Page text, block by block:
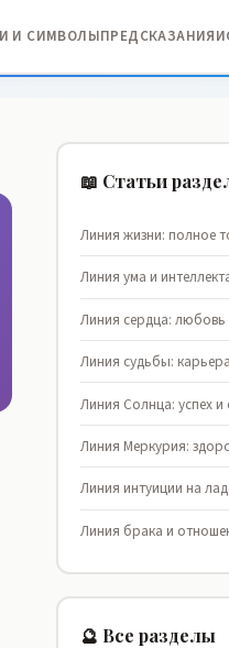
И СИМВОЛЫПРЕДСКАЗАНИЯ
📖 Статьи
Линия жизни: полное
Линия ума и
Линия сердца: любовь
Линия судьбы:
Линия Солнца: успех и
Линия Меркурия:
Линия интуиции на
Линия брака и
🔮 Все разделы